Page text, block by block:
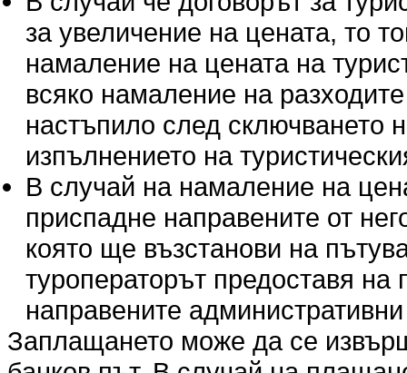
за увеличение на цената, то
намаление на цената на
всяко намаление на
настъпило след сключването
изпълнението на
В случай на намаление на
приспадне направените от
която ще възстанови на
туроператорът предоставя на
направените
Заплащането може да се